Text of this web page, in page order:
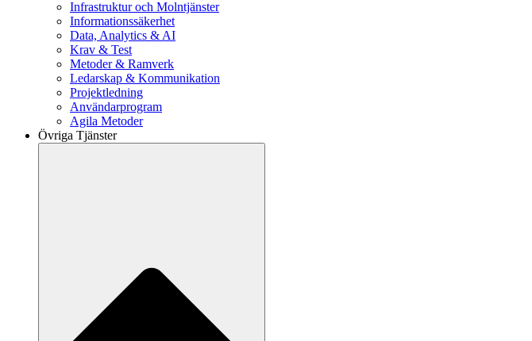
Infrastruktur och Molntjänster
Informationssäkerhet
Data, Analytics & AI
Krav & Test
Metoder & Ramverk
Ledarskap & Kommunikation
Projektledning
Användarprogram
Agila Metoder
Övriga Tjänster